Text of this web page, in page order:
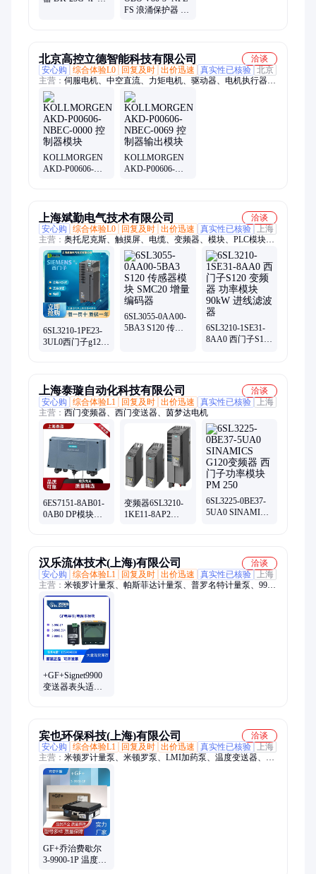
FS 浪涌保护器 可
北京高控立德智能科技有限公司
洽谈
安心购
综合体验L0 回复及时 出价迅速 真实性已核验 北京
主营： 伺服电机、中空直流、力矩电机、驱动器、电机执行器、
机器人末端、伺服驱动器、编码器、低温驱动器、音圈电机、直
流伺服电机、电动推杆、电动缸、光栅尺、防爆电机、低温电机
KOLLMORGEN
AKD-P00606-
KOLLMORGEN
AKD-P00606-
上海斌勤电气技术有限公司
洽谈
安心购
综合体验L0 回复及时 出价迅速 真实性已核验
上海
主营： 奥托尼克斯、触摸屏、电缆、变频器、模块、PLC模块、
S7-1500、S7-1200、S7-300、S7-200、驱动、代理商、西门子代
理、西门子代理商
6SL3210-1PE23-
3UL0西门子g120
6SL3055-0AA00-
5BA3 S120 传感
6SL3210-1SE31-
8AA0 西门子S120
上海泰璇自动化科技有限公司
洽谈
安心购
综合体验L1 回复及时 出价迅速 真实性已核验
上海
主营： 西门变频器、西门变送器、茵梦达电机
6ES7151-8AB01-
0AB0 DP模块
变频器6SL3210-
1KE11-8AP2
6SL3225-0BE37-
5UA0 SINAMICS
汉乐流体技术(上海)有限公司
洽谈
安心购
综合体验L1 回复及时 出价迅速 真实性已核验
上海
主营： 米顿罗计量泵、帕斯菲达计量泵、普罗名特计量泵、9900
变送器、E+H仪表、凯米尼尔搅拌机、米顿罗搅拌机、莱宁搅拌
机、黄泵螺杆泵、西派克螺杆泵、GF仪表、哈希仪表、流量
计、液位计、余氯、浊度、COD总磷总氮、氨氮
+GF+Signet9900
变送器表头适用3-
宾也环保科技(上海)有限公司
洽谈
安心购
综合体验L1 回复及时 出价迅速 真实性已核验
上海
主营： 米顿罗计量泵、米顿罗泵、LMI加药泵、温度变送器、普
罗名特计量泵、Prominent泵、OBL计量泵、Milton Roy泵、
SEKO计量泵、SEKO隔膜泵、帕斯菲达计量泵、WilChy、
IWAKI易威奇、NIKKISO日机装
GF+乔治费歇尔
3-9900-1P 温度变